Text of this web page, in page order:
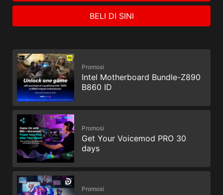
BELI DI SINI
Promosi
Intel Motherboard Bundle-Z890
B860 ID
Promosi
Get Your Voicemod PRO 30
days
Promosi